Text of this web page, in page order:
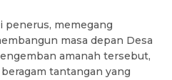
penerus, memegang
masa depan Desa
amanah tersebut,
tantangan yang